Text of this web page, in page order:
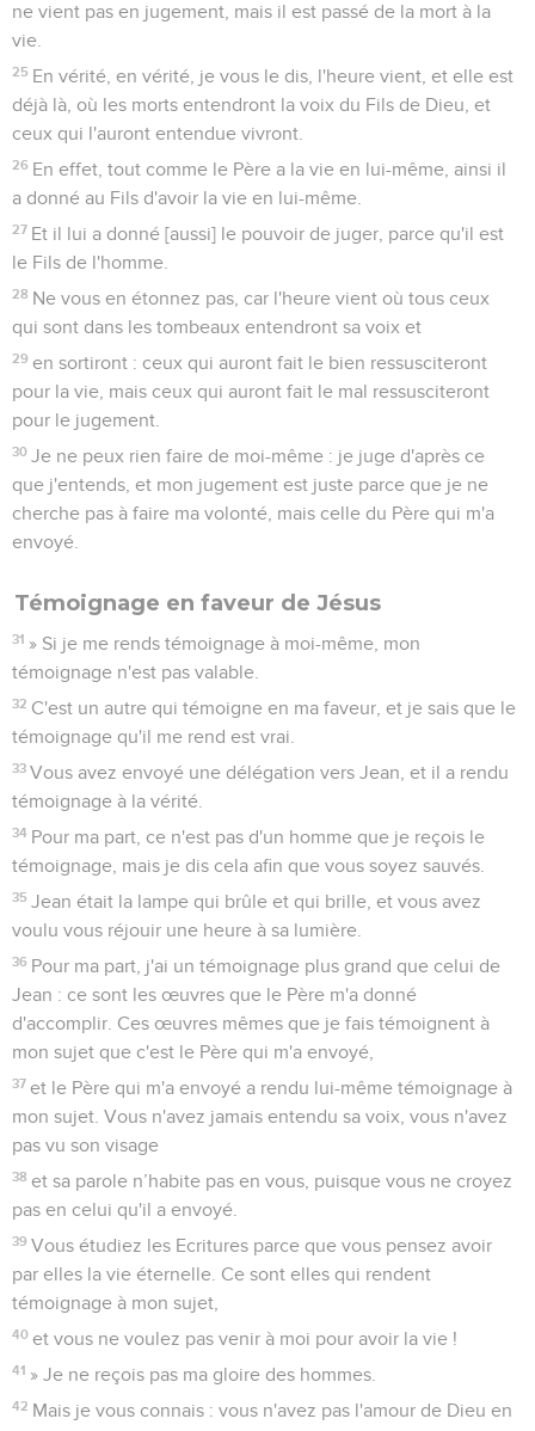
ne vient pas en jugement, mais il est passé de la mort à la
vie.
25 En vérité, en vérité, je vous le dis, l'heure vient, et elle est
déjà là, où les morts entendront la voix du Fils de Dieu, et
ceux qui l'auront entendue vivront.
26 En effet, tout comme le Père a la vie en lui-même, ainsi il
a donné au Fils d'avoir la vie en lui-même.
27 Et il lui a donné [aussi] le pouvoir de juger, parce qu'il est
le Fils de l'homme.
28 Ne vous en étonnez pas, car l'heure vient où tous ceux
qui sont dans les tombeaux entendront sa voix et
29 en sortiront : ceux qui auront fait le bien ressusciteront
pour la vie, mais ceux qui auront fait le mal ressusciteront
pour le jugement.
30 Je ne peux rien faire de moi-même : je juge d'après ce
que j'entends, et mon jugement est juste parce que je ne
cherche pas à faire ma volonté, mais celle du Père qui m'a
envoyé.
Témoignage en faveur de Jésus
31 » Si je me rends témoignage à moi-même, mon
témoignage n'est pas valable.
32 C'est un autre qui témoigne en ma faveur, et je sais que le
témoignage qu'il me rend est vrai.
33 Vous avez envoyé une délégation vers Jean, et il a rendu
témoignage à la vérité.
34 Pour ma part, ce n'est pas d'un homme que je reçois le
témoignage, mais je dis cela afin que vous soyez sauvés.
35 Jean était la lampe qui brûle et qui brille, et vous avez
voulu vous réjouir une heure à sa lumière.
36 Pour ma part, j'ai un témoignage plus grand que celui de
Jean : ce sont les œuvres que le Père m'a donné
d'accomplir. Ces œuvres mêmes que je fais témoignent à
mon sujet que c'est le Père qui m'a envoyé,
37 et le Père qui m'a envoyé a rendu lui-même témoignage à
mon sujet. Vous n'avez jamais entendu sa voix, vous n'avez
pas vu son visage
38 et sa parole n’habite pas en vous, puisque vous ne croyez
pas en celui qu'il a envoyé.
39 Vous étudiez les Ecritures parce que vous pensez avoir
par elles la vie éternelle. Ce sont elles qui rendent
témoignage à mon sujet,
40 et vous ne voulez pas venir à moi pour avoir la vie !
41 » Je ne reçois pas ma gloire des hommes.
42 Mais je vous connais : vous n'avez pas l'amour de Dieu en